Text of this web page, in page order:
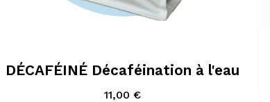
 Aperçu rapide
DÉCAFÉINÉ Décaféination à l'eau
Prix
11,00 €